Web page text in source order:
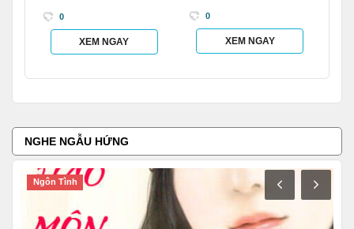
0
XEM NGAY
0
XEM NGAY
NGHE NGẪU HỨNG
Ngôn Tình